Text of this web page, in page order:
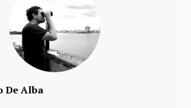
De Alba